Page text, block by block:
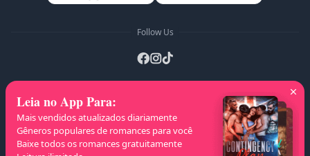
Follow Us
Listas A-Z A B H I
J
K
L M N O P Q R U V
X
Y Z
Leia no App Para:
Mais vendidos atualizados diariamente
Gêneros populares de romances para você
Baixe todos os romances gratuitamente